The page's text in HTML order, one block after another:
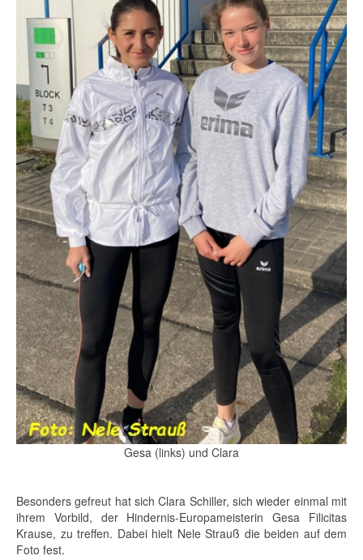
Gesa (links) und Clara
Besonders gefreut hat sich Clara Schiller, sich wieder einmal mit
ihrem Vorbild, der Hindernis-Europameisterin Gesa Filicitas
Krause, zu treffen. Dabei hielt Nele Strauß die beiden auf dem
Foto fest.